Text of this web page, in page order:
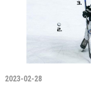
2023-02-28